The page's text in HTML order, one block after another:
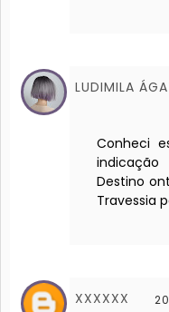
LUDIMILA
Conheci
Destino
Travessia
XXXXXX